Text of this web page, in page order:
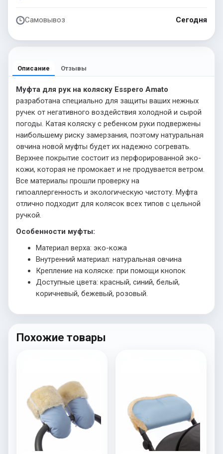
Самовывоз Сегодня
Описание Отзывы
Муфта для рук на коляску Esspero Amato
разработана специально для защиты ваших нежных
ручек от негативного воздействия холодной и сырой
погоды. Катая коляску с ребенком руки подвержены
наибольшему риску замерзания, поэтому натуральная
овчина новой муфты будет их надежно согревать.
Верхнее покрытие состоит из перфорированной эко-
кожи, которая не промокает и не продувается ветром.
Все материалы прошли проверку на
гипоаллергенность и экологическую чистоту. Муфта
отлично подходит для колясок всех типов с цельной
ручкой.
Особенности муфты:
Материал верха: эко-кожа
Внутренний материал: натуральная овчина
Крепление на коляске: при помощи кнопок
Доступные цвета: красный, синий, белый,
коричневый, бежевый, розовый.
Похожие товары